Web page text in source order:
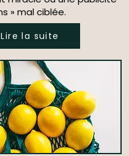
» mal ciblée.
Lire la suite